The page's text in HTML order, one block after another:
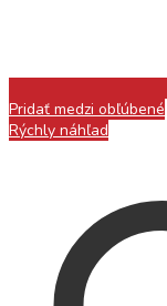
Pridať medzi obľúbené
Rýchly náhľad